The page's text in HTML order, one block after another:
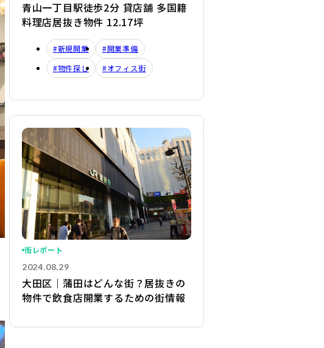
青山一丁目駅徒歩2分 貸店舗 多国籍
料理店居抜き物件 12.17坪
#新規開業
#開業準備
#物件探し
#オフィス街
街レポート
2024.08.29
大田区｜蒲田はどんな街？居抜きの
物件で飲食店開業するための街情報
詳細を見る